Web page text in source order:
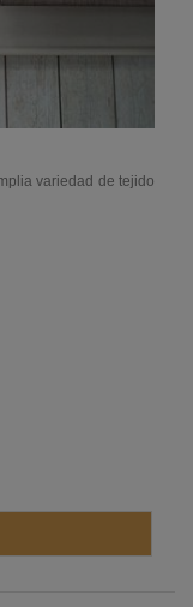
variedad de tejido